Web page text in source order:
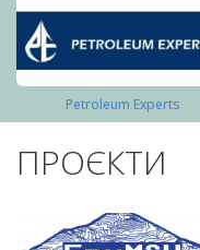
Petroleum Experts
ПРОЄКТИ